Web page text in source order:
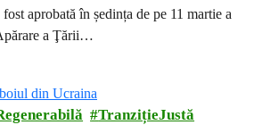
SIGURANȚA OAMENILOR ȘI
aprobată în ședința de pe 11 martie a
a Ţării…
TranzițieJustă